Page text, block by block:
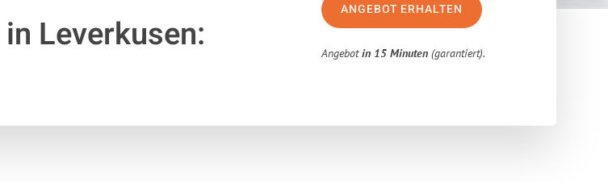
in Leverkusen:
ANGEBOT ERHALTEN
Angebotin 15 Minuten (garantiert).